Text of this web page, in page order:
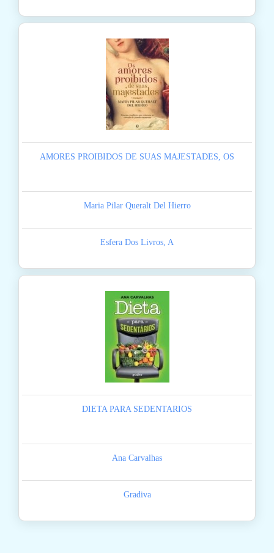
AMORES PROIBIDOS DE SUAS MAJESTADES, OS
Maria Pilar Queralt Del Hierro
Esfera Dos Livros, A
DIETA PARA SEDENTARIOS
Ana Carvalhas
Gradiva